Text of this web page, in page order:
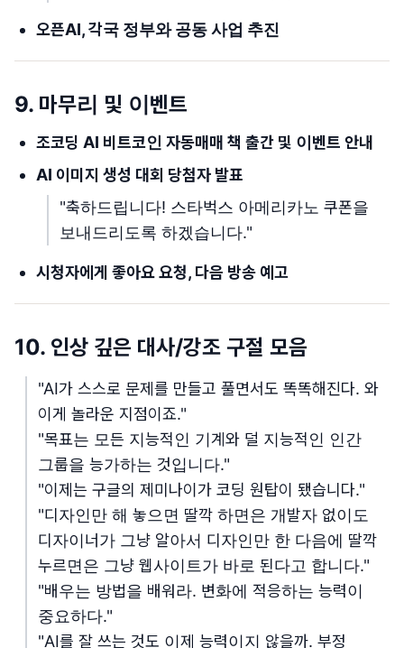
오픈AI, 각국 정부와 공동 사업 추진
9. 마무리 및 이벤트
조코딩 AI 비트코인 자동매매 책 출간 및 이벤트 안내
AI 이미지 생성 대회 당첨자 발표
"축하드립니다! 스타벅스 아메리카노 쿠폰을
보내드리도록 하겠습니다."
시청자에게 좋아요 요청, 다음 방송 예고
10. 인상 깊은 대사/강조 구절 모음
"AI가 스스로 문제를 만들고 풀면서도 똑똑해진다. 와
이게 놀라운 지점이죠."
"목표는 모든 지능적인 기계와 덜 지능적인 인간
그룹을 능가하는 것입니다."
"이제는 구글의 제미나이가 코딩 원탑이 됐습니다."
"디자인만 해 놓으면 딸깍 하면은 개발자 없이도
디자이너가 그냥 알아서 디자인만 한 다음에 딸깍
누르면은 그냥 웹사이트가 바로 된다고 합니다."
"배우는 방법을 배워라. 변화에 적응하는 능력이
중요하다."
"AI를 잘 쓰는 것도 이제 능력이지 않을까. 부정